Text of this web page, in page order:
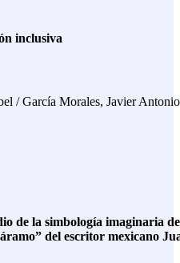
inclusiva
/ García Morales, Javier
de la simbología imaginaria de
del escritor mexicano